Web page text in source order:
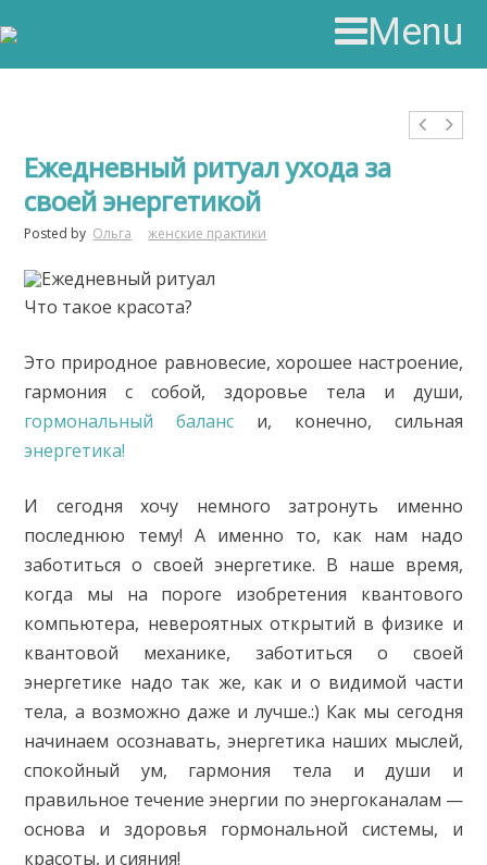
Menu
Ежедневный ритуал ухода за
своей энергетикой
Posted by Ольга женские практики
Что такое красота?
Это природное равновесие, хорошее настроение,
гармония с собой, здоровье тела и души,
гормональный баланс и, конечно, сильная
энергетика!
И сегодня хочу немного затронуть именно
последнюю тему! А именно то, как нам надо
заботиться о своей энергетике. В наше время,
когда мы на пороге изобретения квантового
компьютера, невероятных открытий в физике и
квантовой механике, заботиться о своей
энергетике надо так же, как и о видимой части
тела, а возможно даже и лучше.:) Как мы сегодня
начинаем осознавать, энергетика наших мыслей,
спокойный ум, гармония тела и души и
правильное течение энергии по энергоканалам —
основа и здоровья гормональной системы, и
красоты, и сияния!